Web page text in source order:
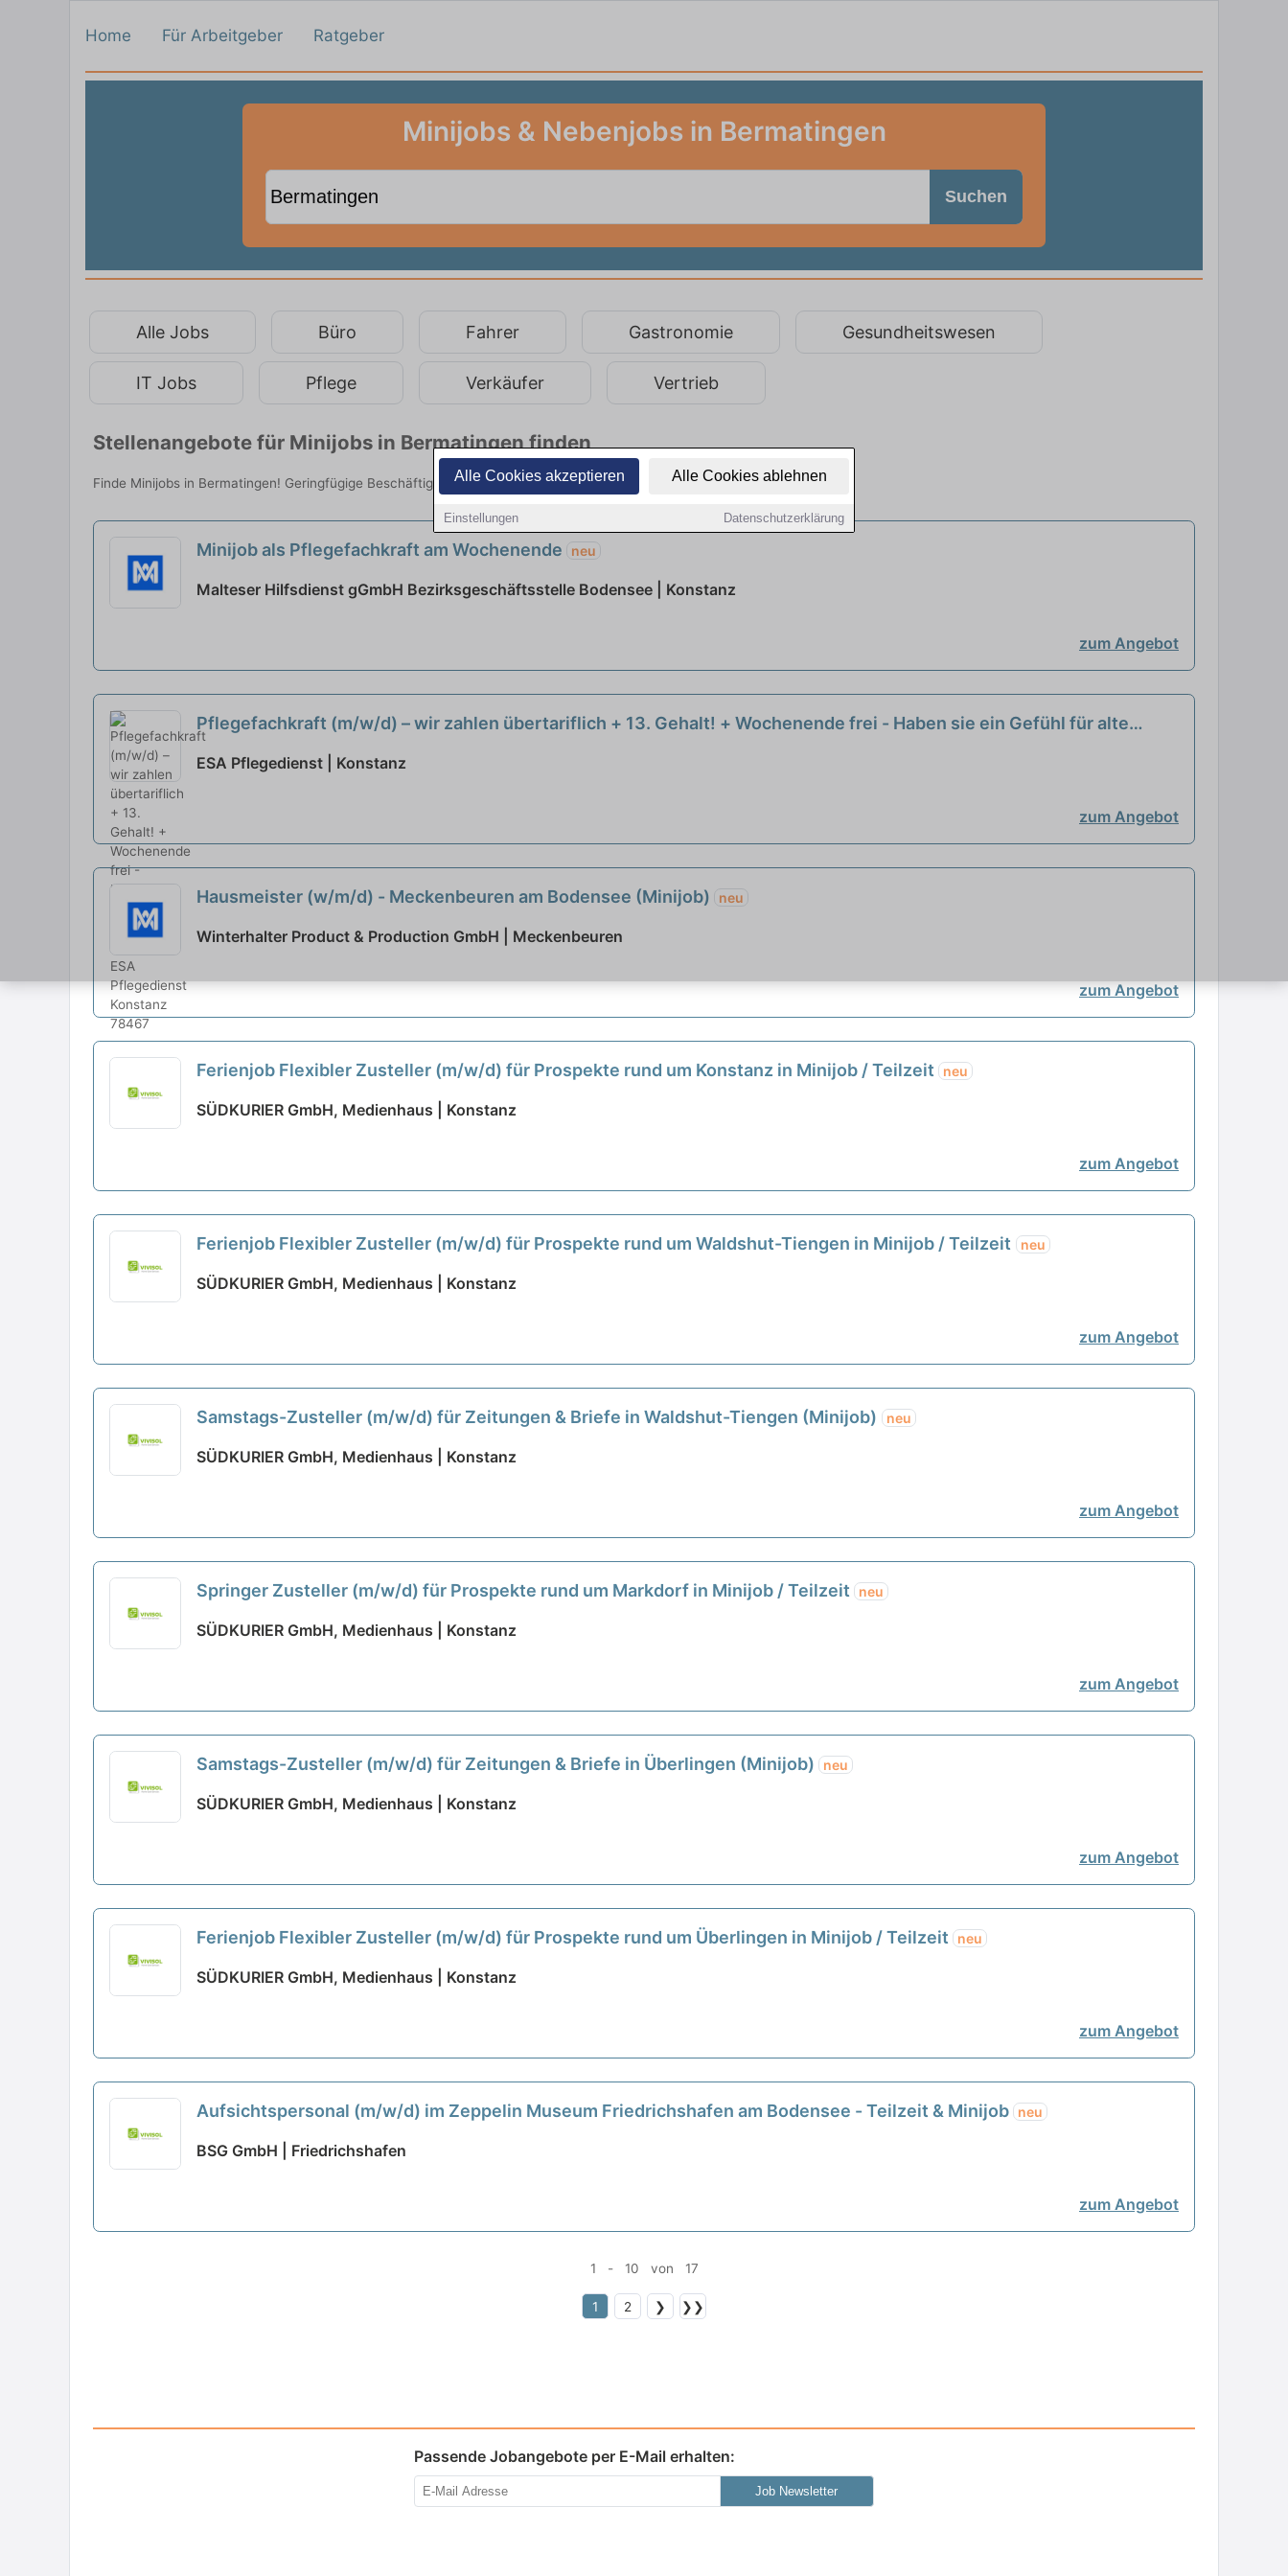
Alle Cookies akzeptieren Alle Cookies ablehnen
Einstellungen Datenschutzerklärung
Home Für Arbeitgeber Ratgeber
Minijobs & Nebenjobs in Bermatingen
Suchen
Alle Jobs Büro Fahrer Gastronomie Gesundheitswesen
IT Jobs Pflege Verkäufer Vertrieb
Stellenangebote für Minijobs in Bermatingen finden
Finde Minijobs in Bermatingen! Geringfügige Beschäftigung bis 556 Euro. Jetzt bewerben!
Minijob als Pflegefachkraft am Wochenende neu
Malteser Hilfsdienst gGmbH Bezirksgeschäftsstelle Bodensee | Konstanz
zum Angebot
Pflegefachkraft (m/w/d) – wir zahlen übertariflich + 13. Gehalt! + Wochenende frei - Haben sie ein Gefühl für alte
ESA Pflegedienst | Konstanz
zum Angebot
Hausmeister (w/m/d) - Meckenbeuren am Bodensee (Minijob) neu
Winterhalter Product & Production GmbH | Meckenbeuren
zum Angebot
Ferienjob Flexibler Zusteller (m/w/d) für Prospekte rund um Konstanz in Minijob / Teilzeit neu
SÜDKURIER GmbH, Medienhaus | Konstanz
zum Angebot
Ferienjob Flexibler Zusteller (m/w/d) für Prospekte rund um Waldshut-Tiengen in Minijob / Teilzeit neu
SÜDKURIER GmbH, Medienhaus | Konstanz
zum Angebot
Samstags-Zusteller (m/w/d) für Zeitungen & Briefe in Waldshut-Tiengen (Minijob) neu
SÜDKURIER GmbH, Medienhaus | Konstanz
zum Angebot
Springer Zusteller (m/w/d) für Prospekte rund um Markdorf in Minijob / Teilzeit neu
SÜDKURIER GmbH, Medienhaus | Konstanz
zum Angebot
Samstags-Zusteller (m/w/d) für Zeitungen & Briefe in Überlingen (Minijob) neu
SÜDKURIER GmbH, Medienhaus | Konstanz
zum Angebot
Ferienjob Flexibler Zusteller (m/w/d) für Prospekte rund um Überlingen in Minijob / Teilzeit neu
SÜDKURIER GmbH, Medienhaus | Konstanz
zum Angebot
Aufsichtspersonal (m/w/d) im Zeppelin Museum Friedrichshafen am Bodensee - Teilzeit & Minijob neu
BSG GmbH | Friedrichshafen
zum Angebot
1 - 10 von 17
1 2 ❯ ❯❯
Passende Jobangebote per E-Mail erhalten:
Job Newsletter